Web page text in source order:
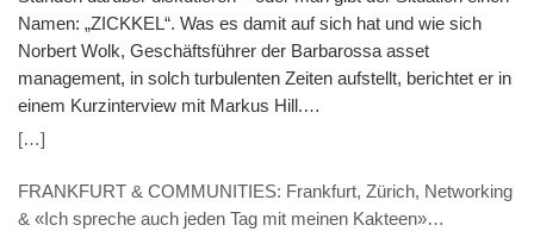
Namen: „ZICKKEL“. Was es damit auf sich hat und wie sich
Norbert Wolk, Geschäftsführer der Barbarossa asset
management, in solch turbulenten Zeiten aufstellt, berichtet er in
einem Kurzinterview mit Markus Hill.
(VERANSTALTUNGSHINWEIS: 7.11. 9.30 Uhr) Hill: „ZICKKEL“
steckt dahinter? Wolk: ZICKKEL nenne ich die Kombination aus
Zinsanstieg, Inflation, Corona, Krieg in der Ukraine,
[…]
FRANKFURT & COMMUNITIES: Frankfurt, Zürich, Networking
& «Ich spreche auch jeden Tag mit meinen Kakteen»